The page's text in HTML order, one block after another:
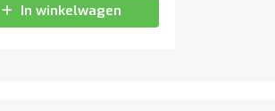
In winkelwagen